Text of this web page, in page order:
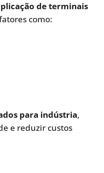
de terminais
como:
para indústria,
e reduzir custos